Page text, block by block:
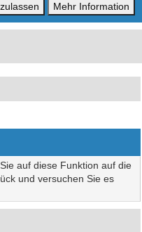
auf diese Funktion auf die
und versuchen Sie es